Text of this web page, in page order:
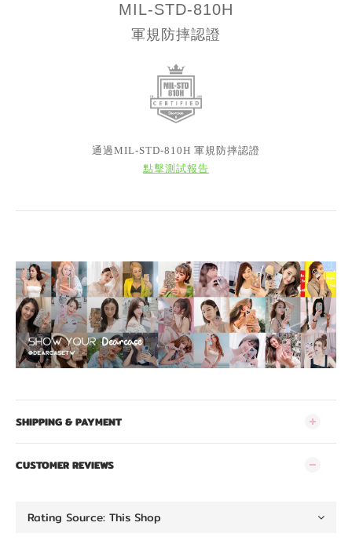
MIL-STD-810H
軍規防摔認證
通過MIL-STD-810H 軍規防摔認證
點擊測試報告
SHIPPING & PAYMENT
CUSTOMER REVIEWS